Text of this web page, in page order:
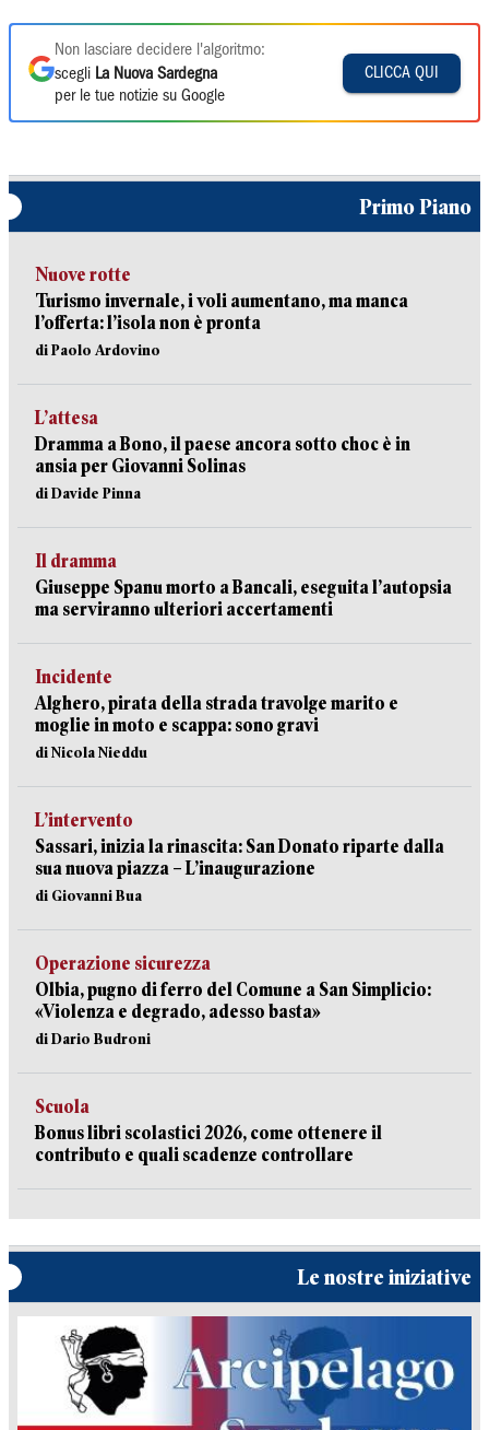
Non lasciare decidere l'algoritmo:
scegli La Nuova Sardegna
per le tue notizie su Google
CLICCA QUI
Primo Piano
Nuove rotte
Turismo invernale, i voli aumentano, ma manca
l’offerta: l’isola non è pronta
di Paolo Ardovino
L’attesa
Dramma a Bono, il paese ancora sotto choc è in
ansia per Giovanni Solinas
di Davide Pinna
Il dramma
Giuseppe Spanu morto a Bancali, eseguita l’autopsia
ma serviranno ulteriori accertamenti
Incidente
Alghero, pirata della strada travolge marito e
moglie in moto e scappa: sono gravi
di Nicola Nieddu
L’intervento
Sassari, inizia la rinascita: San Donato riparte dalla
sua nuova piazza – L’inaugurazione
di Giovanni Bua
Operazione sicurezza
Olbia, pugno di ferro del Comune a San Simplicio:
«Violenza e degrado, adesso basta»
di Dario Budroni
Scuola
Bonus libri scolastici 2026, come ottenere il
contributo e quali scadenze controllare
Le nostre iniziative